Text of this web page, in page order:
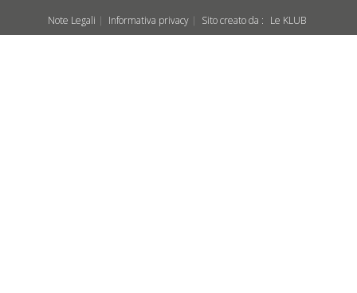
Note Legali Informativa privacy Sito creato da : Le KLUB